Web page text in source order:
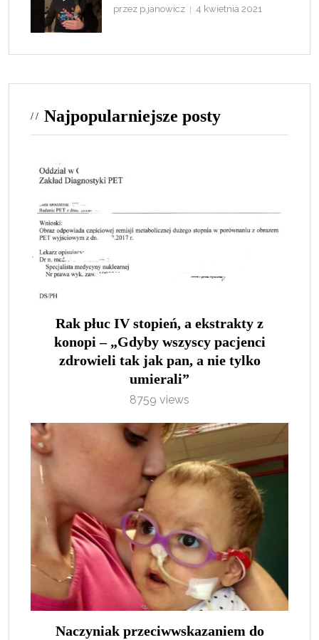
nie COVID-19 zabija ludzi
przez p.janowicz 4 kwietnia 2021
Najpopularniejsze posty
Rak płuc IV stopień, a ekstrakty z
konopi – „Gdyby wszyscy pacjenci
zdrowieli tak jak pan, a nie tylko
umierali”
8759 views
Naczyniak przeciwwskazaniem do